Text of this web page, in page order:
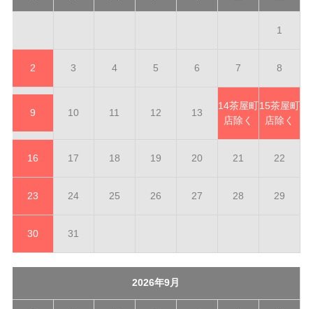
1
2 3 4 5 6 7 8
9 10 11 12 13
14茶屋町
店除く
15茶屋町
店除く
16 17 18 19 20 21 22
23 24 25 26 27 28 29
30 31
2026年9月